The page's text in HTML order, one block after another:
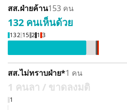
สส.ฝ่ายค้าน153 คน
132 คนเห็นด้วย
132 15 2 1 3
เห็นด้วย 132 คนลา / ขาดลงมติ 15 คน
ไม่ลงคะแนนเสียง 2 คน
งดออกเสียง 1 คน
สส.ไม่ทราบฝ่าย*รายละเอียด
1 คน
1 คนลา / ขาดลงมติ
1
ลงมติ 1 คน